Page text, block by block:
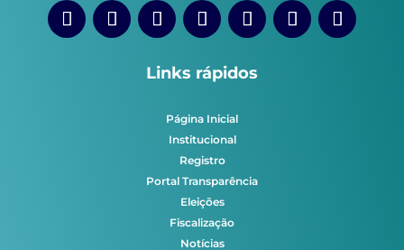
Links rápidos
Página Inicial
Institucional
Registro
Portal Transparência
Eleições
Fiscalização
Notícias